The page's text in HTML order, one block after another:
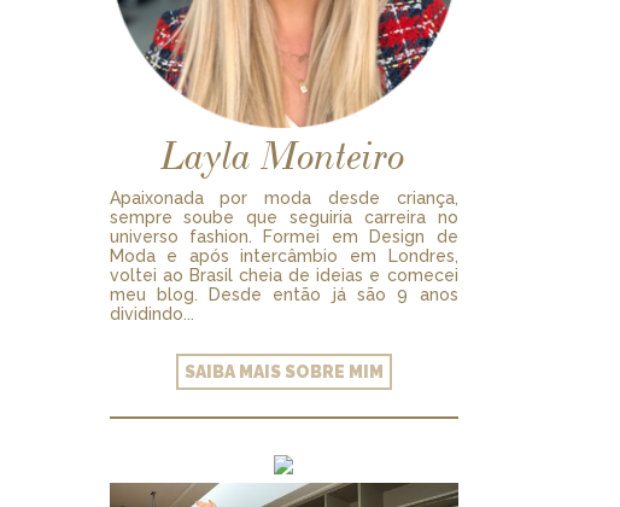
Layla Monteiro
Apaixonada por moda desde criança,
sempre soube que seguiria carreira no
universo fashion. Formei em Design de
Moda e após intercâmbio em Londres,
voltei ao Brasil cheia de ideias e comecei
meu blog. Desde então já são 9 anos
dividindo...
SAIBA MAIS SOBRE MIM